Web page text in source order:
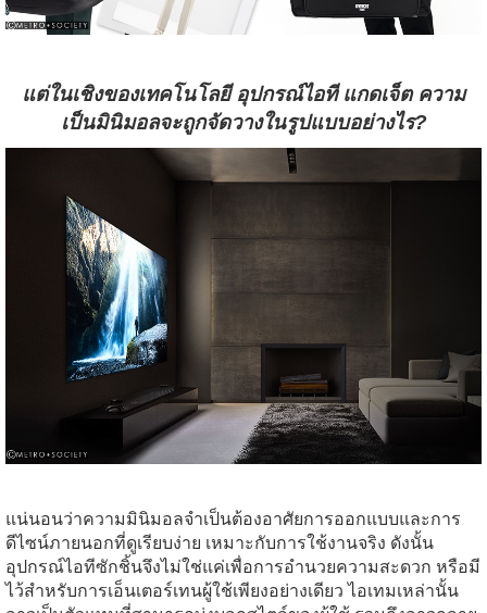
แต่ในเชิงของเทคโนโลยี อุปกรณ์ไอที แกดเจ็ต ความ
เป็นมินิมอลจะถูกจัดวางในรูปแบบอย่างไร?
แน่นอนว่าความมินิมอลจำเป็นต้องอาศัยการออกแบบและการ
ดีไซน์ภายนอกที่ดูเรียบง่าย เหมาะกับการใช้งานจริง ดังนั้น
อุปกรณ์ไอทีซักชิ้นจึงไม่ใช่แค่เพื่อการอำนวยความสะดวก หรือมี
ไว้สำหรับการเอ็นเตอร์เทนผู้ใช้เพียงอย่างเดียว ไอเทมเหล่านั้น